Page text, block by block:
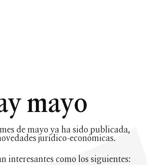
mayo
de mayo ya ha sido publicada,
jurídico-económicas.
interesantes como los siguientes: